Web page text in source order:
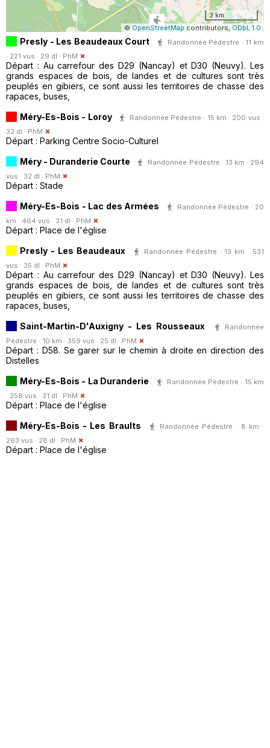
3 km
© OpenStreetMapcontributors, ODbL 1.0
Presly - Les Beaudeaux Court
Randonnée Pédestre · 11 km
· 221 vus · 29 dl · PhM
Départ : Au carrefour des D29 (Nancay) et D30 (Neuvy). Les
grands espaces de bois, de landes et de cultures sont très
peuplés en gibiers, ce sont aussi les territoires de chasse des
rapaces, buses,
Méry-Es-Bois - Loroy
Randonnée Pédestre · 15 km · 200 vus ·
32 dl · PhM
Départ : Parking Centre Socio-Culturel
Méry - Duranderie Courte
Randonnée Pédestre · 13 km · 294
vus · 32 dl · PhM
Départ : Stade
Méry-Es-Bois - Lac des Armées
Randonnée Pédestre · 20
km · 464 vus · 31 dl · PhM
Départ : Place de l'église
Presly - Les Beaudeaux
Randonnée Pédestre · 13 km · 531
vus · 35 dl · PhM
Départ : Au carrefour des D29 (Nancay) et D30 (Neuvy). Les
grands espaces de bois, de landes et de cultures sont très
peuplés en gibiers, ce sont aussi les territoires de chasse des
rapaces, buses,
Saint-Martin-D'Auxigny - Les Rousseaux
Randonnée
Pédestre · 10 km · 359 vus · 25 dl · PhM
Départ : D58. Se garer sur le chemin à droite en direction des
Distelles
Méry-Es-Bois - La Duranderie
Randonnée Pédestre · 15 km
· 258 vus · 31 dl · PhM
Départ : Place de l'église
Méry-Es-Bois - Les Braults
Randonnée Pédestre · 8 km ·
263 vus · 28 dl · PhM
Départ : Place de l'église